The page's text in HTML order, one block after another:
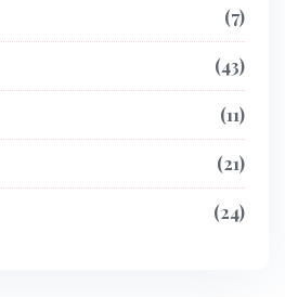
7
43
11
21
24